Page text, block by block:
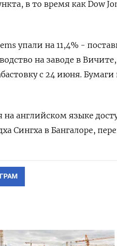
в то время как Dow
упали на 11,4% -
на заводе в
с 24 июня.
английском языке
Сингха в Бангалоре,